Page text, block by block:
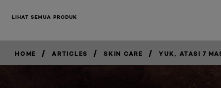
LIHAT SEMUA PRODUK
HOME / ARTICLES / SKIN CARE / YUK, ATASI 7